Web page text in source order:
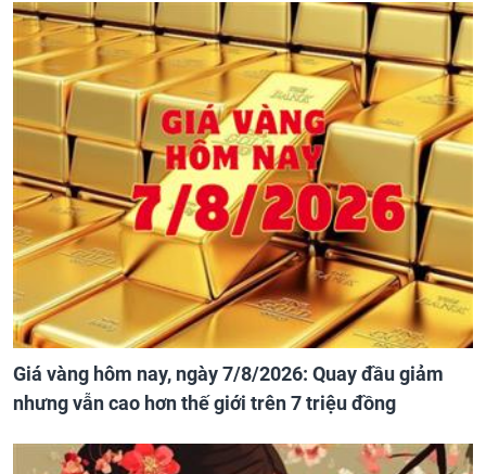
Giá vàng hôm nay, ngày 7/8/2026: Quay đầu giảm
nhưng vẫn cao hơn thế giới trên 7 triệu đồng